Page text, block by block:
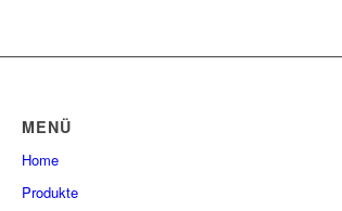
MENÜ
Home
Produkte